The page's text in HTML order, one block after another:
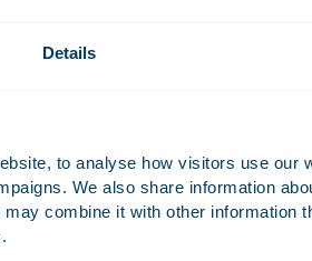
Details
to analyse how visitors use our
We also share information
combine it with other information
arbeidsongeschikte werknemers
zogenoemde slapende
wordt betaald, en zonder dat een
in hoeverre het aantal
primair bij werkgever en
uiteindelijke beoordeling van wat in
aan de rechter. In dat verband is
heeft geoordeeld dat